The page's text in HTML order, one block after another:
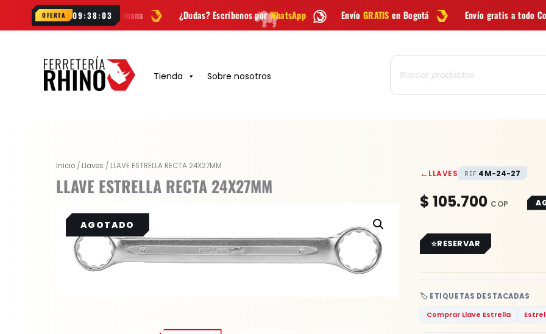
OFERTA 09:38:02
cada semana ¿Dudas? Escríbenos porWhatsApp EnvíoGRATIS en Bogotá Envío gratis a todo Colombia desde
Tienda Sobre nosotros
Búsqueda
de
productos
Inicio / Llaves / LLAVE ESTRELLA RECTA 24X27MM
LLAVE ESTRELLA RECTA 24X27MM
←LLAVES REF.4M-24-27
$ 105.700
🏷️ ETIQUETAS DESTACADAS
Comprar Llave Estrella
RESERVAR